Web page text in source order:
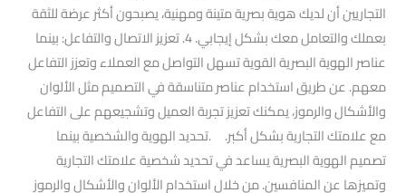
التجاريين أن لديك هوية بصرية متينة ومهنية، يصبحون أكثر عرضة للثقة
بعملك والتعامل معك بشكل إيجابي. 4. تعزيز الاتصال والتفاعل: بينما
عناصر الهوية البصرية القوية تسهل التواصل مع العملاء وتعزز التفاعل
معهم. عن طريق استخدام عناصر متناسقة في التصميم مثل الألوان
والأشكال والرموز، يمكنك تعزيز تجربة العميل وتشجيعهم على التفاعل
مع علامتك التجارية بشكل أكبر. .تحديد الهوية والشخصية بينما
تصميم الهوية البصرية يساعد في تحديد شخصية علامتك التجارية
وتميزها عن المنافسين. من خلال استخدام الألوان والأشكال والرموز